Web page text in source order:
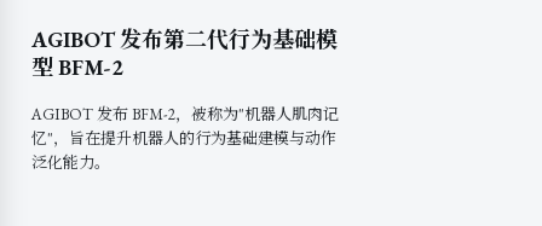
AGIBOT 发布第二代行为基础模
型 BFM-2
AGIBOT 发布 BFM-2，被称为"机器人肌肉记
忆"，旨在提升机器人的行为基础建模与动作
泛化能力。